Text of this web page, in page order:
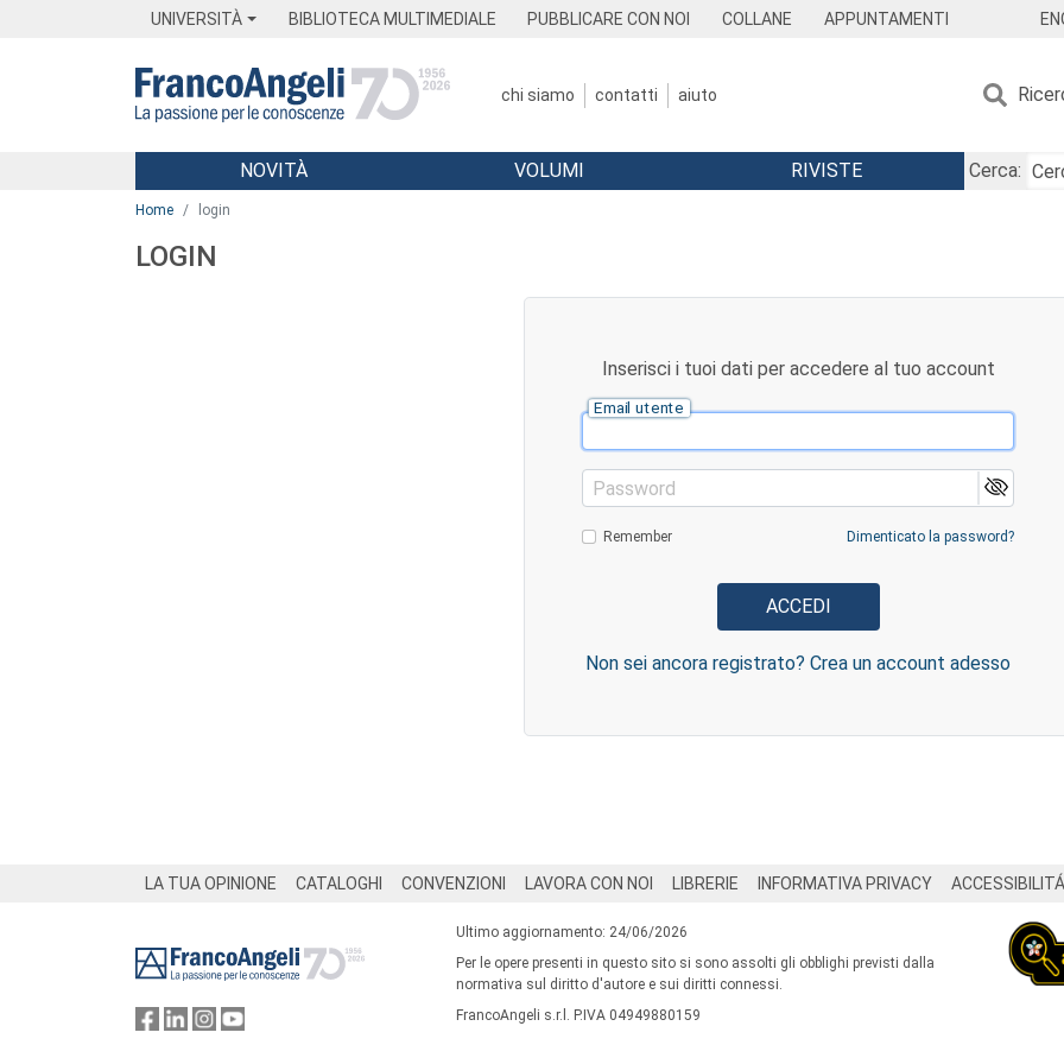
UNIVERSITÀ BIBLIOTECA MULTIMEDIALE PUBBLICARE CON NOI COLLANE APPUNTAMENTI
chi siamo contatti aiuto
Menu
NOVITÀ VOLUMI RIVISTE
Cerca:
Home login
LOGIN
Inserisci i tuoi dati per accedere al tuo account
Email utente
Password
Remember Dimenticato la password?
Non sei ancora registrato? Crea un account adesso
LA TUA OPINIONE CATALOGHI CONVENZIONI LAVORA CON NOI LIBRERIE INFORMATIVA PRIVACY ACCESSIBILITÁ
Ultimo aggiornamento: 24/06/2026
Per le opere presenti in questo sito si sono assolti gli obblighi previsti dalla
normativa sul diritto d'autore e sui diritti connessi.
FrancoAngeli s.r.l. P.IVA 04949880159